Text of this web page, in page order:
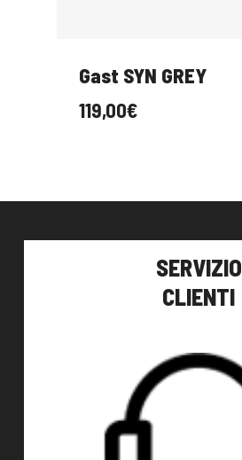
Gast SYN GREY
119,00€
SERVIZIO
CLIENTI